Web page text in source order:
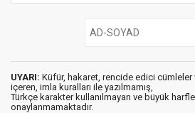
UYARI: Küfür, hakaret, rencide edici cümleler
içeren, imla kuralları ile yazılmamış,
Türkçe karakter kullanılmayan ve büyük
onaylanmamaktadır.